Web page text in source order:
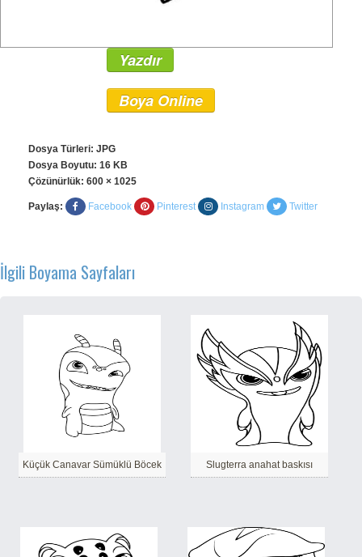
Yazdır
Boya Online
Dosya Türleri: JPG
Dosya Boyutu: 16 KB
Çözünürlük: 600 × 1025
Paylaş: Facebook Pinterest Instagram Twitter
İlgili Boyama Sayfaları
Küçük Canavar Sümüklü Böcek Slugterra anahat baskısı